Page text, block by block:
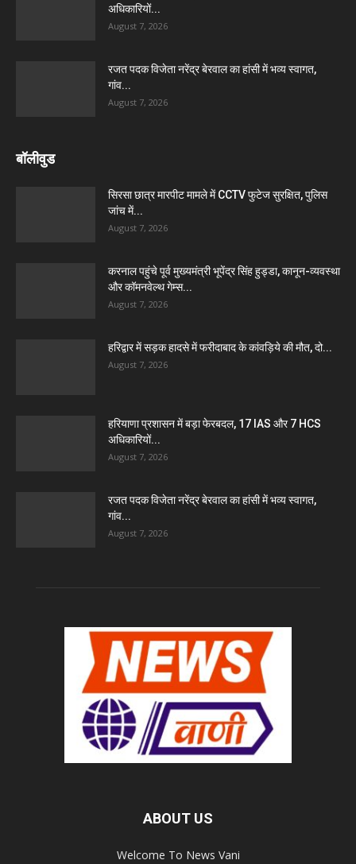
अधिकारियों...
August 7, 2026
रजत पदक विजेता नरेंद्र बेरवाल का हांसी में भव्य स्वागत,
गांव...
August 7, 2026
बॉलीवुड
सिरसा छात्र मारपीट मामले में CCTV फुटेज सुरक्षित, पुलिस
जांच में...
August 7, 2026
करनाल पहुंचे पूर्व मुख्यमंत्री भूपेंद्र सिंह हुड्डा, कानून-व्यवस्था
और कॉमनवेल्थ गेम्स...
August 7, 2026
हरिद्वार में सड़क हादसे में फरीदाबाद के कांवड़िये की मौत, दो...
August 7, 2026
हरियाणा प्रशासन में बड़ा फेरबदल, 17 IAS और 7 HCS
अधिकारियों...
August 7, 2026
रजत पदक विजेता नरेंद्र बेरवाल का हांसी में भव्य स्वागत,
गांव...
August 7, 2026
ABOUT US
Welcome To News Vani